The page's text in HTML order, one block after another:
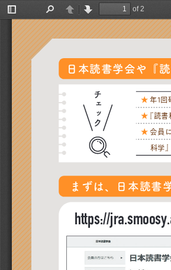
Toggle
Sidebar
PreviousNext
of 2
日本読書学会や『
★ 年1回
★ 『読書
★ 会員
科学
まずは、日本読書
https://
チェック